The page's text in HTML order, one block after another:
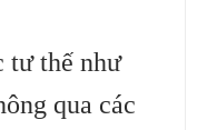
tư thế như
qua các